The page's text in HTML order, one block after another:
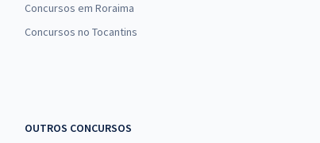
Concursos em Roraima
Concursos no Tocantins
OUTROS CONCURSOS